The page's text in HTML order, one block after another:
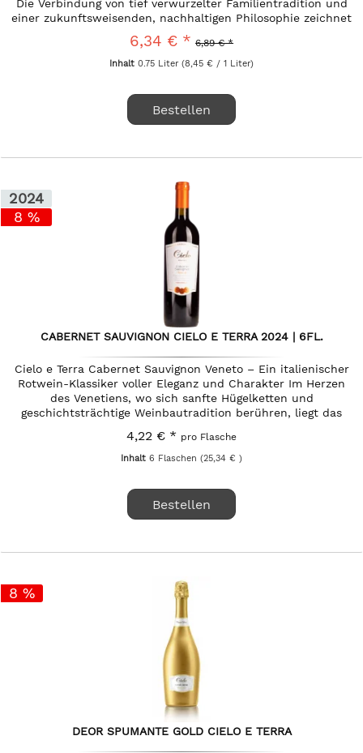
Die Verbindung von tief verwurzelter Familientradition und
einer zukunftsweisenden, nachhaltigen Philosophie zeichnet
das...
6,34 € * 6,89 € *
Inhalt0.75 Liter(8,45 € / 1 Liter)
Bestellen
2024
8 %
CABERNET SAUVIGNON CIELO E TERRA 2024 | 6FL.
Cielo e Terra Cabernet Sauvignon Veneto – Ein italienischer
Rotwein-Klassiker voller Eleganz und Charakter Im Herzen
des Venetiens, wo sich sanfte Hügelketten und
geschichtsträchtige Weinbautradition berühren, liegt das
4,22 € * pro Flasche
Inhalt6 Flaschen(25,34 € )
Bestellen
8 %
DEOR SPUMANTE GOLD CIELO E TERRA